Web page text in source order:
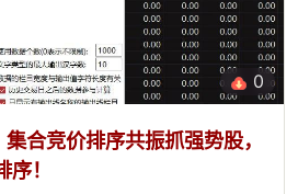
0
合竞价排序共振抓强势股，
！